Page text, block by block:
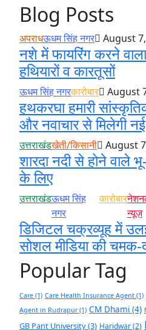
Blog Posts
अपराधऊधम सिंह नगर August
नशे में फायरिंग करने
हथियारों व कारतूसों
ऊधम सिंह नगरकारोबार August
हथकरघा हमारी
और नवाचार से मिलेगी नई
उत्तराखंडखेती/किसानी August
शारदा नदी से होने वाले
के लिए
उत्तराखंडऊधम सिंह
नगर
कारोबार
न्यूज़
डिजिटल चक्रव्यूह में
सोशल मीडिया की
Popular Tag
Care (1) Care Health Insurance Agent (1)
Agent in Rudrapur(1) CM Dhami (4)
GB Pant University(3) Haridwar(2)